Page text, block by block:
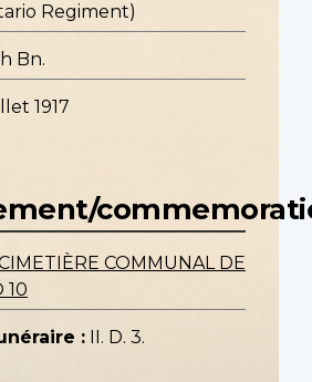
Regiment)
Bn.
1917
COMMUNAL DE
10
: II. D. 3.